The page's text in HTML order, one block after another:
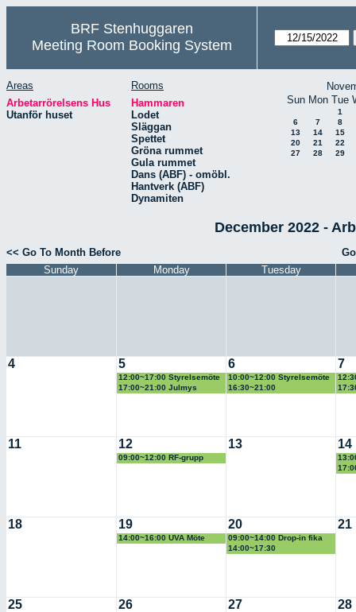
BRF Stenhuggaren
Meeting Room Booking System
Areas
Arbetarrörelsens Hus
Utanför huset
Rooms
Hammaren
Lodet
Släggan
Spettet
Gröna rummet
Gula rummet
Dans (ABF) - omöbl.
Hantverk (ABF)
Dynamiten
Sun Mon Tue
1
6
7
8
13
14
15
20
21
22
27
28 29
December 2022 -
<< Go To Month Before
Sunday
Monday Tuesday
4 5
12:00~17:00 Styrelsemöte
17:00~21:00 Julmys
6
10:00~12:00 Styrelsemöte
16:30~21:00
Fibromyalgiföreningen
7
GVN
11 12
09:00~12:00 RF-grupp
13 14
ABF
18 19
14:00~16:00 UVA Möte
skanska
20
09:00~14:00 Drop-in fika
14:00~17:30
Räddningstjänsten
21
25 26 27 28